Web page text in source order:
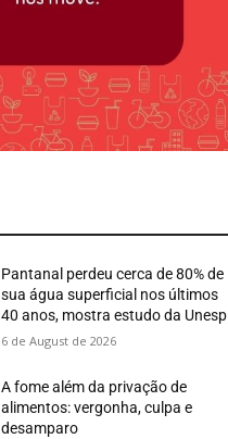
Pantanal perdeu cerca de 80% de
sua água superficial nos últimos
40 anos, mostra estudo da Unesp
6 de August de 2026
A fome além da privação de
alimentos: vergonha, culpa e
desamparo